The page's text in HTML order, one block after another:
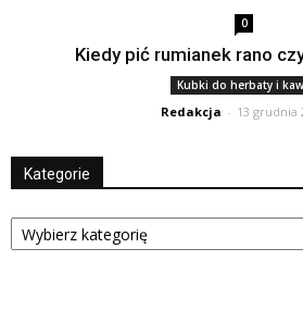
0
Kiedy pić rumianek rano
Kubki do herbaty i
Redakcja - 13 grudnia
Kategorie
Kategorie